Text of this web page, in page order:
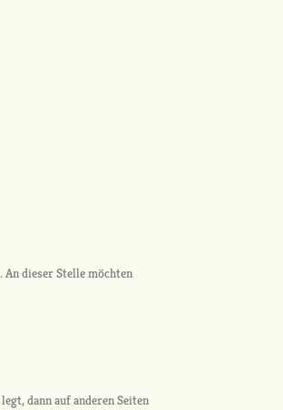
dieser Stelle möchten
dann auf anderen Seiten